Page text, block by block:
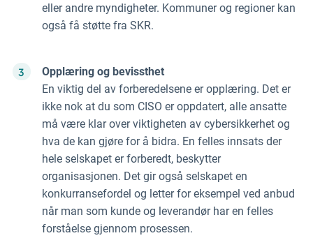
eller andre myndigheter. Kommuner og regioner kan
også få støtte fra SKR.
Opplæring og bevissthet
En viktig del av forberedelsene er opplæring. Det er
ikke nok at du som CISO er oppdatert, alle ansatte
må være klar over viktigheten av cybersikkerhet og
hva de kan gjøre for å bidra. En felles innsats der
hele selskapet er forberedt, beskytter
organisasjonen. Det gir også selskapet en
konkurransefordel og letter for eksempel ved anbud
når man som kunde og leverandør har en felles
forståelse gjennom prosessen.